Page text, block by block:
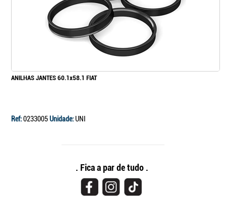
ANILHAS JANTES 60.1x58.1 FIAT
Ref:0233005Unidade:UNI
. Fica a par de tudo .